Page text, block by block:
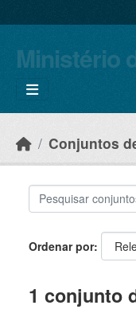
Ministério
Conjuntos
Ordenar por
1 conjunto